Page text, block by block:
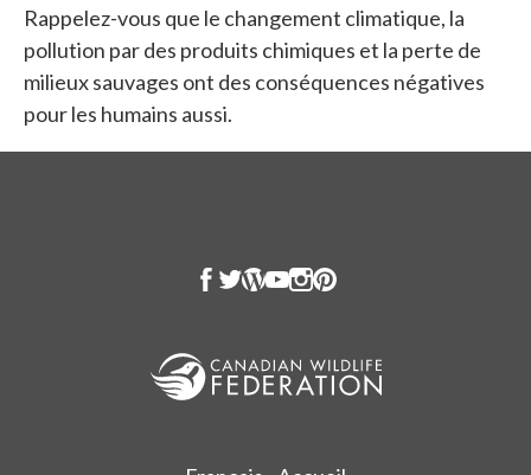
Rappelez-vous que le changement climatique, la
pollution par des produits chimiques et la perte de
milieux sauvages ont des conséquences négatives
pour les humains aussi.